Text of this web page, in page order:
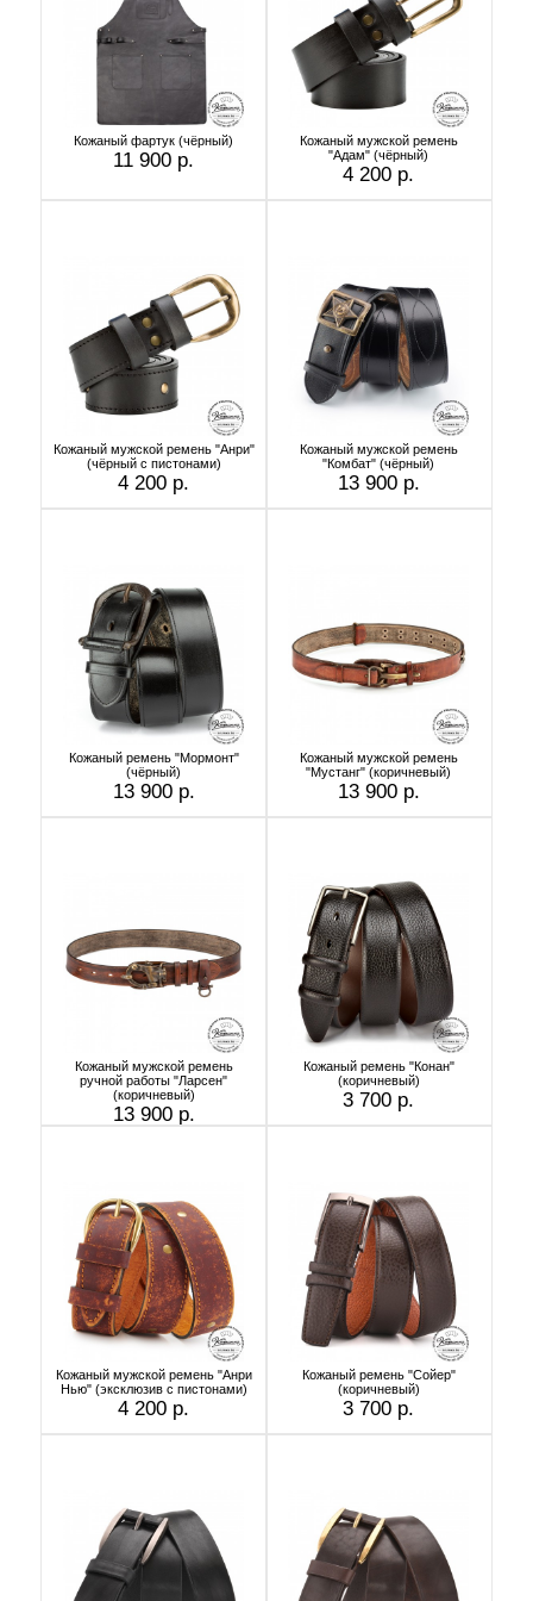
Кожаный фартук (чёрный)
11 900 р.
Кожаный мужской ремень
"Адам" (чёрный)
4 200 р.
Кожаный мужской ремень "Анри"
(чёрный с пистонами)
4 200 р.
Кожаный мужской ремень
"Комбат" (чёрный)
13 900 р.
Кожаный ремень "Мормонт"
(чёрный)
13 900 р.
Кожаный мужской ремень
"Мустанг" (коричневый)
13 900 р.
Кожаный мужской ремень
ручной работы "Ларсен"
(коричневый)
13 900 р.
Кожаный ремень "Конан"
(коричневый)
3 700 р.
Кожаный мужской ремень "Анри
Нью" (эксклюзив с пистонами)
4 200 р.
Кожаный ремень "Сойер"
(коричневый)
3 700 р.